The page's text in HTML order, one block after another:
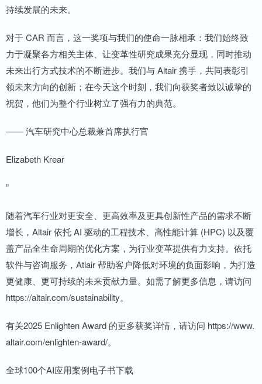
持续发展的未来。
对于 CAR 而言，这一奖项与我们的使命一脉相承：我们始终致
力于凝聚各方相关主体、让变革性研究成果充分显现，同时推动
未来出行方式技术的不断进步。我们与 Altair 携手，共同表彰引
领未来方向的创新；在今天这个时刻，我们向获奖者致以诚挚的
祝贺，他们为整个行业树立了强有力的典范。
—— 汽车研究中心总裁兼首席执行官
Elizabeth Krear
”
随着汽车行业对更安全、更高效率及更具创新性产品的需求不断
增长，Altair 依托 AI 驱动的工程技术、高性能计算 (HPC) 以及覆
盖产品全生命周期的优化方案，为行业变革提供有力支持。依托
软件与咨询服务，Atlair 帮助客户降低对环境的负面影响，为打造
更健康、更可持续的未来贡献力量。如需了解更多信息，请访问
https://altair.com/sustainability。
有关2025 Enlighten Award 的更多获奖详情，请访问 https://www.
altair.com/enlighten-award/。
全球100个AI应用案例电子书下载